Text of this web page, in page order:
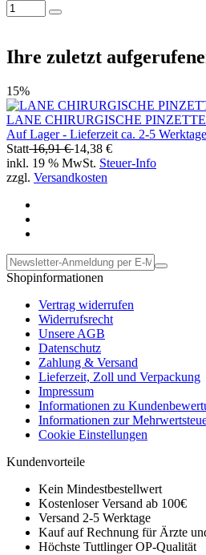
Ihre zuletzt
15%
LANE CHIRURGISCHE
Auf Lager - Lieferzeit ca. 2-5 Werktage
Statt16,91 €14,38 €
inkl. 19 % MwSt. Steuer-Info
zzgl. Versandkosten
Shopinformationen
Vertrag widerrufen
Widerrufsrecht
Unsere AGB
Datenschutz
Zahlung & Versand
Lieferzeit, Zoll und Verpackung
Impressum
Informationen zu
Informationen zur
Cookie Einstellungen
Kundenvorteile
Kein Mindestbestellwert
Kostenloser Versand ab 100€
Versand 2-5 Werktage
Kauf auf Rechnung für Ärzte
Höchste Tuttlinger OP-Qualität